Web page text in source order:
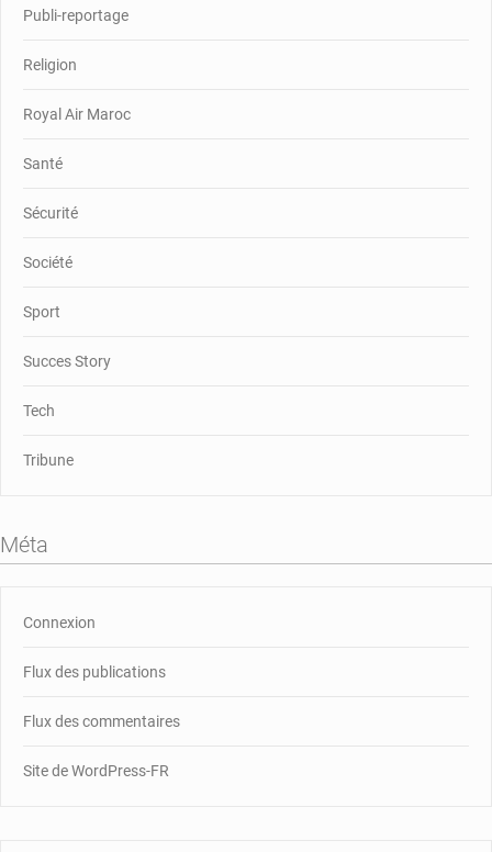
Publi-reportage
Religion
Royal Air Maroc
Santé
Sécurité
Société
Sport
Succes Story
Tech
Tribune
Méta
Connexion
Flux des publications
Flux des commentaires
Site de WordPress-FR